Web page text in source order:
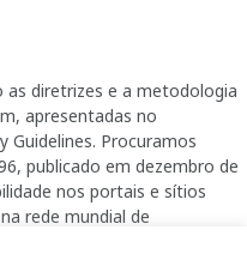
as diretrizes e a metodologia
apresentadas no
Guidelines. Procuramos
publicado em dezembro de
nos portais e sítios
rede mundial de